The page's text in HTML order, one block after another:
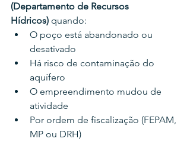
(Departamento de Recursos
Hídricos) quando:
O poço está abandonado ou
desativado
Há risco de contaminação do
aquífero
O empreendimento mudou de
atividade
Por ordem de fiscalização (FEPAM,
MP ou DRH)